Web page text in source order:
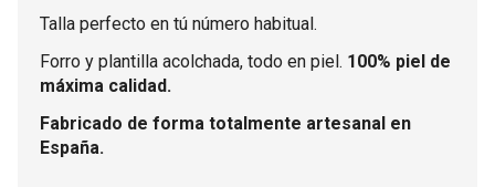
Talla perfecto en tú número habitual.
Forro y plantilla acolchada, todo en piel. 100% piel de
máxima calidad.
Fabricado de forma totalmente artesanal en
España.